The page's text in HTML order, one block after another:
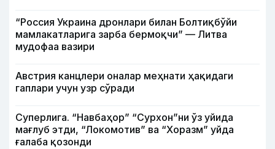
“Россия Украина дронлари билан Болтиқбўйи
мамлакатларига зарба бермоқчи” — Литва
мудофаа вазири
Австрия канцлери оналар меҳнати ҳақидаги
гаплари учун узр сўради
Суперлига. “Навбаҳор” “Сурхон”ни ўз уйида
мағлуб этди, “Локомотив” ва “Хоразм” уйда
ғалаба қозонди